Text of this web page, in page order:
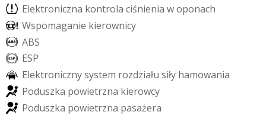
Elektroniczna kontrola ciśnienia woponach
Wspomaganie kierownicy
ABS
ESP
Elektronicznysystem rozdziału siły hamowania
Poduszka powietrzna kierowcy
Poduszka powietrzna pasażera